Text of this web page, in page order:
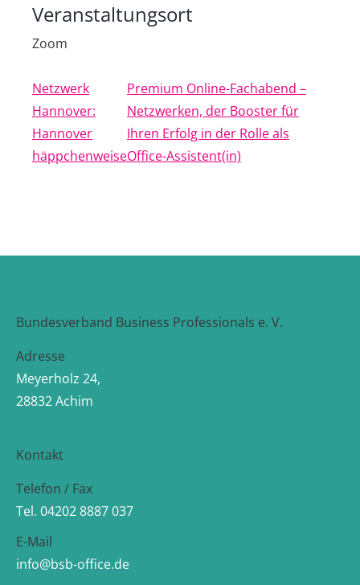
Veranstaltungsort
Zoom
Netzwerk
Hannover:
Hannover
häppchenweise
Premium Online-Fachabend –
Netzwerken, der Booster für
Ihren Erfolg in der Rolle als
Office-Assistent(in)
Bundesverband Business Professionals e. V.
Adresse
Meyerholz 24,
28832 Achim
Kontakt
Telefon / Fax
Tel. 04202 8887 037
E-Mail
info@bsb-office.de